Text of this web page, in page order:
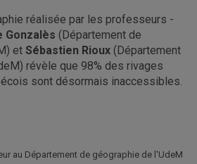
réalisée par les professeurs -
Gonzalès (Département de
et Sébastien Rioux (Département
révèle que 98% des rivages
sont désormais inaccessibles.
au Département de géographie de l'UdeM